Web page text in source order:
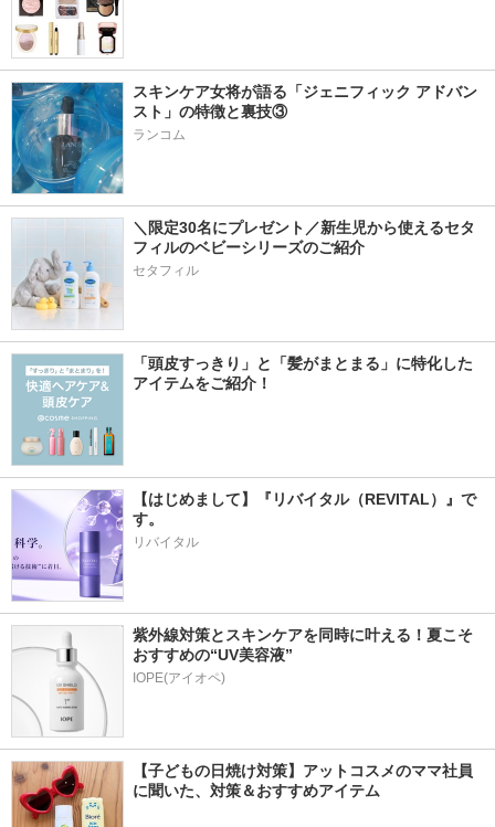
スキンケア女将が語る「ジェニフィック アドバン
スト」の特徴と裏技③
ランコム
＼限定30名にプレゼント／新生児から使えるセタ
フィルのベビーシリーズのご紹介
セタフィル
「頭皮すっきり」と「髪がまとまる」に特化した
アイテムをご紹介！
【はじめまして】『リバイタル（REVITAL）』で
す。
リバイタル
紫外線対策とスキンケアを同時に叶える！夏こそ
おすすめの“UV美容液”
IOPE(アイオペ)
【子どもの日焼け対策】アットコスメのママ社員
に聞いた、対策＆おすすめアイテム